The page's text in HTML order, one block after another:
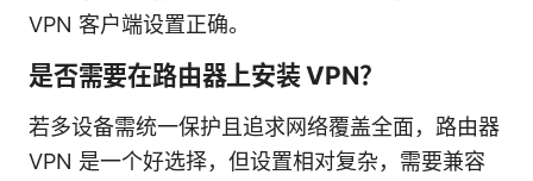
VPN 客户端设置正确。
是否需要在路由器上安装 VPN？
若多设备需统一保护且追求网络覆盖全面，路由器
VPN 是一个好选择，但设置相对复杂，需要兼容